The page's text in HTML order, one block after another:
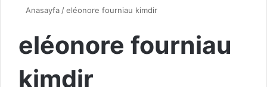
Anasayfa /eléonore fourniau kimdir
eléonore fourniau
kimdir